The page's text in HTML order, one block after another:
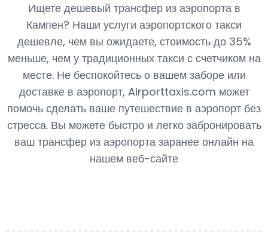
Ищете дешевый трансфер из аэропорта в
Кампен? Наши услуги аэропортского такси
дешевле, чем вы ожидаете, стоимость до 35%
меньше, чем у традиционных такси с счетчиком на
месте. Не беспокойтесь о вашем заборе или
доставке в аэропорт, Airporttaxis.com может
помочь сделать ваше путешествие в аэропорт без
стресса. Вы можете быстро и легко забронировать
ваш трансфер из аэропорта заранее онлайн на
нашем веб-сайте